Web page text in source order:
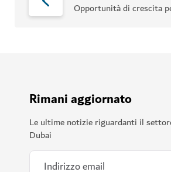
Opportunità di crescita
Rimani aggiornato
Le ultime notizie riguardanti il
Dubai